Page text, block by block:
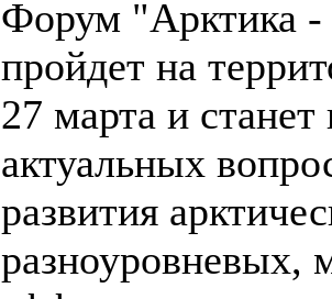
Форум "Арктика -
пройдет на
27 марта и
актуальных
развития
разноуровневых,